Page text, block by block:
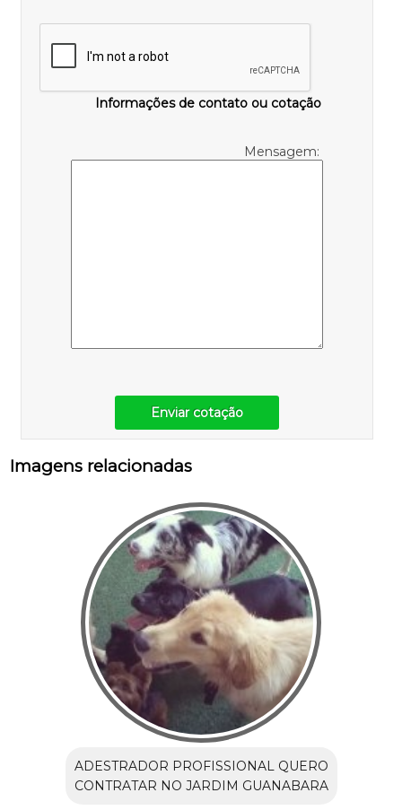
Informações de contato ou cotação
Mensagem:
Enviar cotação
Imagens relacionadas
ADESTRADOR PROFISSIONAL QUERO
CONTRATAR NO JARDIM GUANABARA